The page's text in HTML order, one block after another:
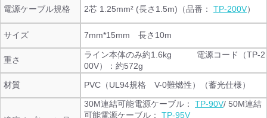
電源ケーブル規格 2芯 1.25mm² (長さ1.5m)（品番： TP-200V）
サイズ 7mm*15mm 長さ10m
重さ
ライン本体のみ約1.6kg 電源コード（TP-2
00V）：約572g
材質
PVC（UL94規格 V-0難燃性）（蓄光仕様）
30M連結可能電源ケーブル： TP-90V/ 50M連結
可能電源ケーブル： TP-95V